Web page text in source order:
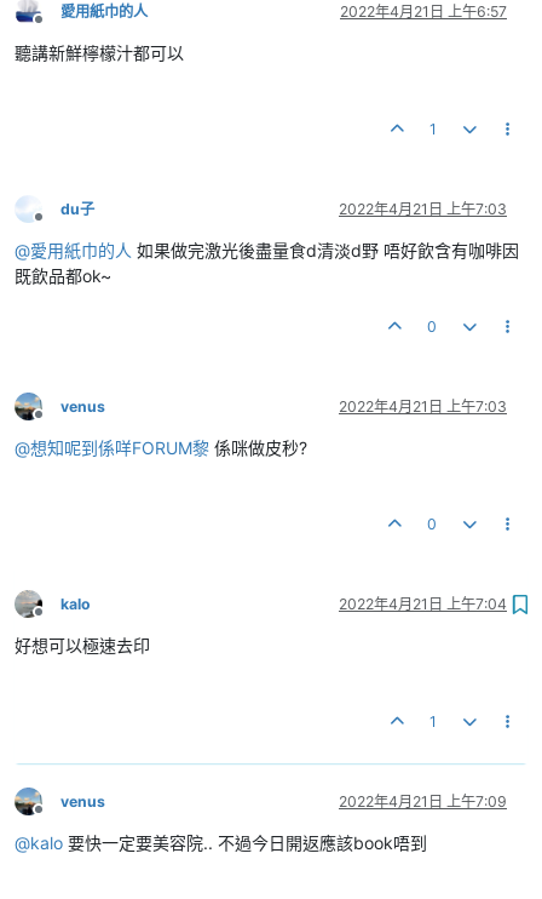
離線
愛用紙巾的人 2022年4月21日 上午6:57
聽講新鮮檸檬汁都可以
1
離線
du子 2022年4月21日 上午7:03
@愛用紙巾的人 如果做完激光後盡量食d清淡d野 唔好飲含有咖啡因
既飲品都ok~
0
離線
venus 2022年4月21日 上午7:03
@想知呢到係咩FORUM黎 係咪做皮秒?
0
離線
kalo 2022年4月21日 上午7:04
好想可以極速去印
1
離線
venus 2022年4月21日 上午7:09
@kalo 要快一定要美容院.. 不過今日開返應該book唔到